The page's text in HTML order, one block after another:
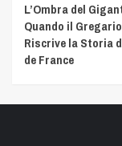
L’Ombra del
Quando il Gregario
Riscrive la Storia
de France